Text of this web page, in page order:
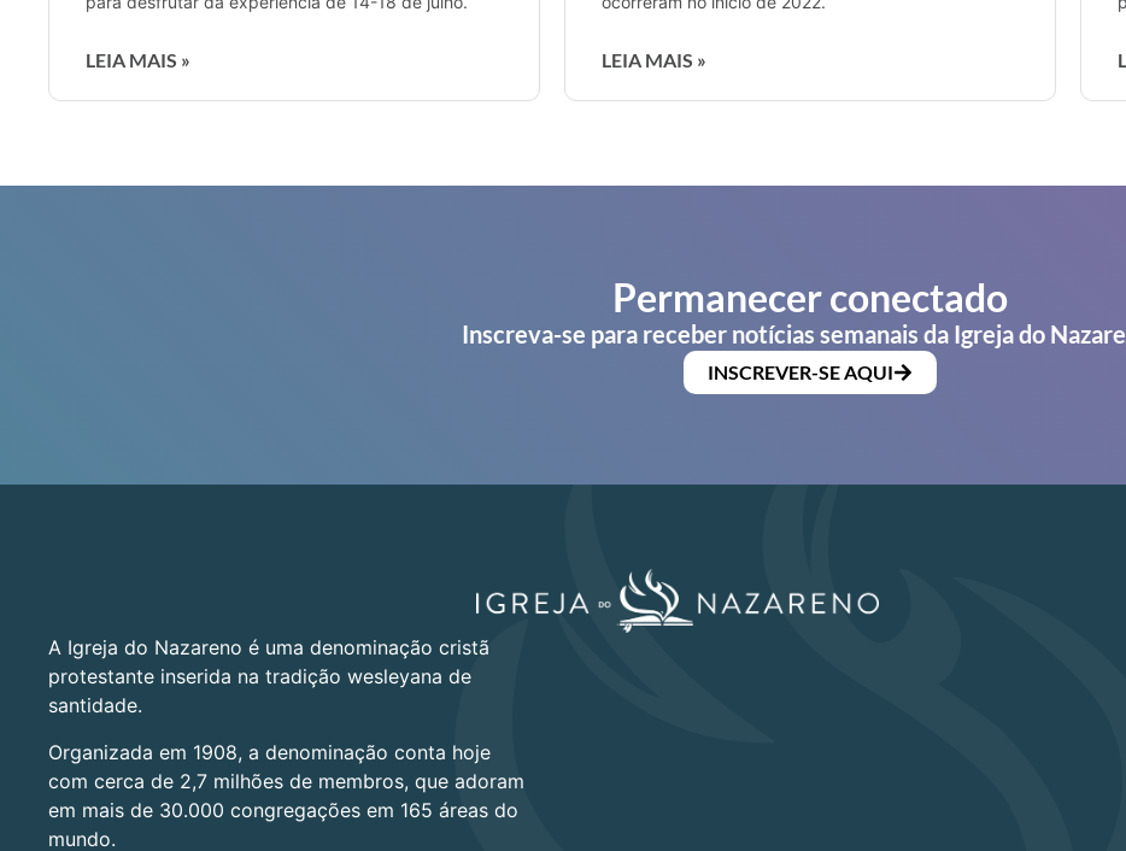
LEIA MAIS » LEIA MAIS »
Permanecer conectado
Inscreva-se para receber notícias semanais da Igreja do
INSCREVER-SE AQUI
A Igreja do Nazareno é uma denominação cristã
protestante inserida na tradição wesleyana de
santidade.
Organizada em 1908, a denominação conta hoje
com cerca de 2,7 milhões de membros, que adoram
em mais de 30.000 congregações em 165 áreas do
mundo.